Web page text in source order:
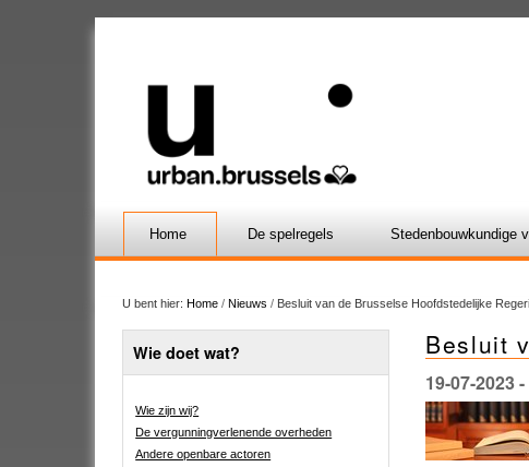
Home De spelregels Stedenbouwkundige
U bent hier: Home / Nieuws / Besluit van de Brusselse Hoofdstedelijke
Wie doet wat?
Wie zijn wij?
De vergunningverlenende overheden
Andere openbare actoren
Besluit
19-07-2023